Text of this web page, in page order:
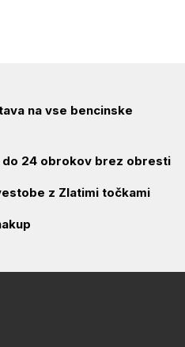
na vse bencinske
do 24 obrokov brez obresti
z Zlatimi točkami